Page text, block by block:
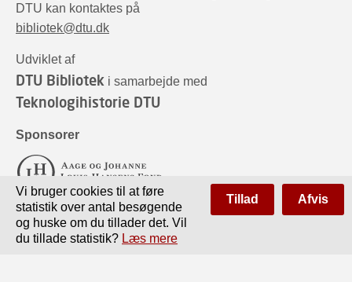
DTU kan kontaktes på
bibliotek@dtu.dk
Udviklet af
DTU Bibliotek i samarbejde med
Teknologihistorie DTU
Sponsorer
Vi bruger cookies til at føre
statistik over antal besøgende
og huske om du tillader det. Vil
du tillade statistik? Læs mere
Tillad Afvis